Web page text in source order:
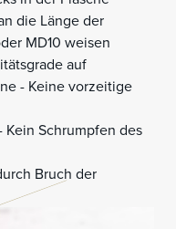
die Länge der
MD10 weisen
auf
- Keine vorzeitige
Schrumpfen des
Bruch der